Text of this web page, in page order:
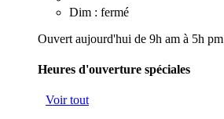
Dim : fermé
Ouvert aujourd'hui de 9h am à 5h pm
Heures d'ouverture spéciales
Voir tout